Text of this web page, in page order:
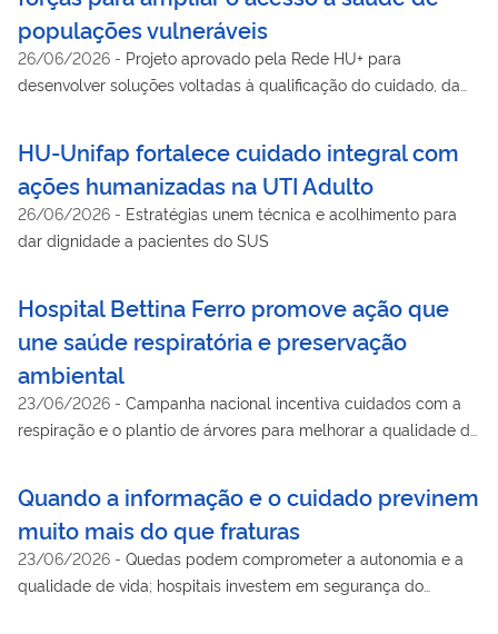
populações vulneráveis
26/06/2026 - Projeto aprovado pela Rede HU+ para
desenvolver soluções voltadas à qualificação do cuidado, da
HU-Unifap fortalece cuidado integral com
ações humanizadas na UTI Adulto
26/06/2026 - Estratégias unem técnica e acolhimento para
dar dignidade a pacientes do SUS
Hospital Bettina Ferro promove ação que
une saúde respiratória e preservação
ambiental
23/06/2026 - Campanha nacional incentiva cuidados com a
respiração e o plantio de árvores para melhorar a qualidade do
Quando a informação e o cuidado previnem
muito mais do que fraturas
23/06/2026 - Quedas podem comprometer a autonomia e a
qualidade de vida; hospitais investem em segurança do